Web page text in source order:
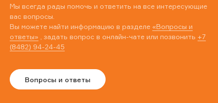
Мы всегда рады помочь и ответить на все интересующие
вас вопросы.
Вы можете найти информацию в разделе «Вопросы и
ответы» , задать вопрос в онлайн-чате или позвонить +7
(8482) 94-24-45
Вопросы и ответы